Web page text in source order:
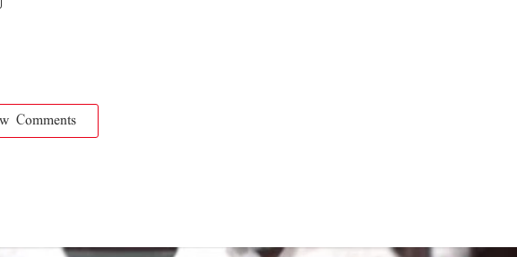
Comments